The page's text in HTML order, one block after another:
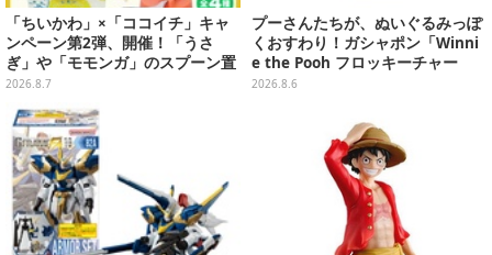
「ちいかわ」×「ココイチ」キャ
ンペーン第2弾、開催！「うさ
ぎ」や「モモンガ」のスプーン置
きをGETしよう
2026.8.7
プーさんたちが、ぬいぐるみっぽ
くおすわり！ガシャポン「Winni
e the Pooh フロッキーチャー
ム」ふわふわでどれも可愛い全4
2026.8.6